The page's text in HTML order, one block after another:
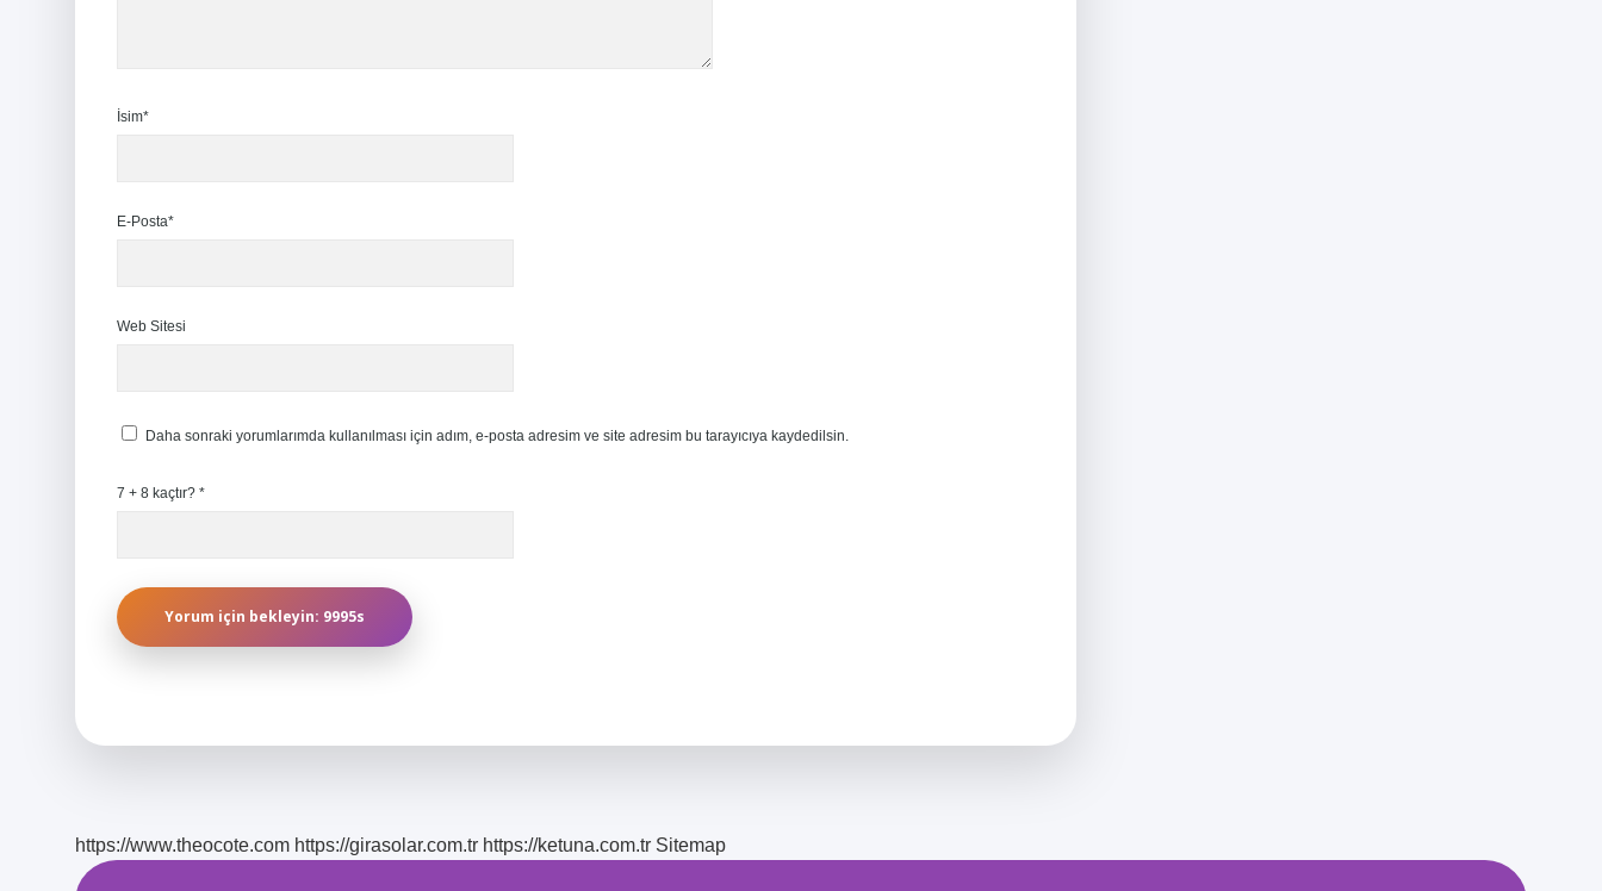
İsim*
E-Posta*
Web Sitesi
Daha sonraki yorumlarımda kullanılması için adım, e-posta adresim ve site adresim bu tarayıcıya kaydedilsin.
7 + 8 kaçtır? *
https://www.theocote.com https://girasolar.com.tr https://ketuna.com.tr Sitemap